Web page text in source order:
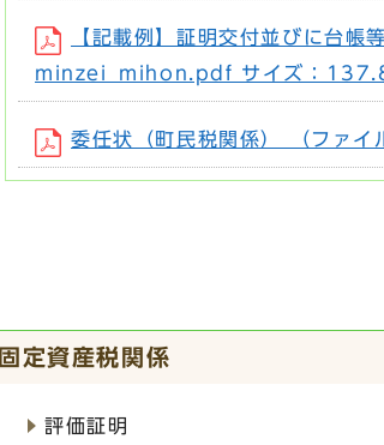
【記載例】証明交付並びに台帳
minzei_mihon.pdf サイズ：
委任状（町民税関係） （ファ
固定資産税関係
評価証明